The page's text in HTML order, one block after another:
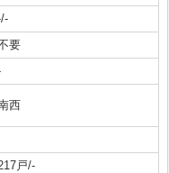
要
西
戸/-